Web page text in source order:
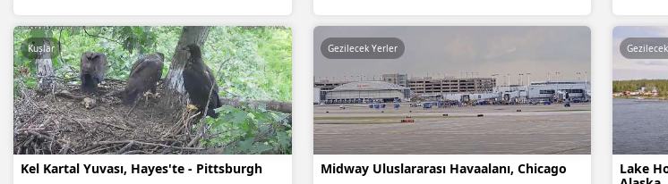
Kel Kartal Yuvası, Hayes'te - Pittsburgh
Kuşlar
Midway Uluslararası Havaalanı, Chicago
Gezilecek Yerler
Lake